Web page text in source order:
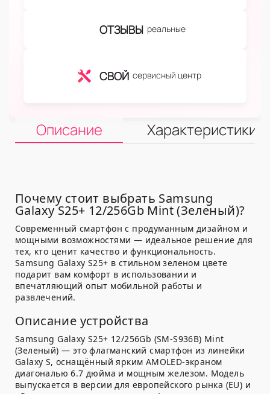
ОТЗЫВЫ реальные
СВОЙ сервисный центр
Описание Характеристики
Почему стоит выбрать Samsung
Galaxy S25+ 12/256Gb Mint (Зеленый)?
Современный смартфон с продуманным дизайном и
мощными возможностями — идеальное решение для
тех, кто ценит качество и функциональность.
Samsung Galaxy S25+ в стильном зеленом цвете
подарит вам комфорт в использовании и
впечатляющий опыт мобильной работы и
развлечений.
Описание устройства
Samsung Galaxy S25+ 12/256Gb (SM-S936B) Mint
(Зеленый) — это флагманский смартфон из линейки
Galaxy S, оснащённый ярким AMOLED-экраном
диагональю 6.7 дюйма и мощным железом. Модель
выпускается в версии для европейского рынка (EU) и